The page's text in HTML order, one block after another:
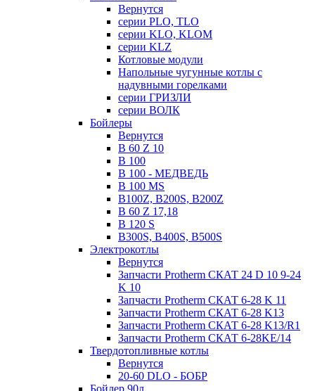
Вернутся
серии PLO, TLO
серии KLO, KLOM
серии KLZ
Котловые модули
Напольные чугунные котлы с
надувными горелками
серии ГРИЗЛИ
серии ВОЛК
Бойлеры
Вернутся
B 60 Z 10
B 100
B 100 - МЕДВЕДЬ
B 100 MS
B100Z, B200S, B200Z
B 60 Z 17,18
B 120 S
B300S, B400S, B500S
Электрокотлы
Вернутся
Запчасти Protherm СКАТ 24 D 10 9-24
K 10
Запчасти Protherm СКАТ 6-28 K 11
Запчасти Protherm СКАТ 6-28 K13
Запчасти Protherm СКАТ 6-28 K13/R1
Запчасти Protherm СКАТ 6-28KE/14
Твердотопливные котлы
Вернутся
20-60 DLO - БОБР
Бойлер 90л.